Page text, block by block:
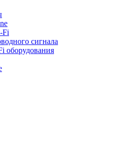
Fi
сигнала
оборудования